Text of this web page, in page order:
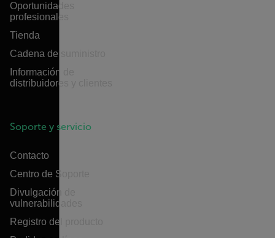
Oportunidades
profesionales
Tienda
Cadena de suministro
Información de
distribuidores y clientes
Soporte y servicio
Contacto
Centro de Soporte
Divulgación de
vulnerabilidades
Registro del producto